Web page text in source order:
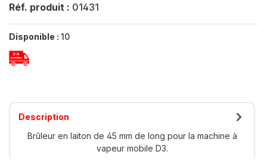
Réf. produit : 01431
Disponible : 10
Description
Brûleur en laiton de 45 mm de long pour la machine à
vapeur mobile D3.